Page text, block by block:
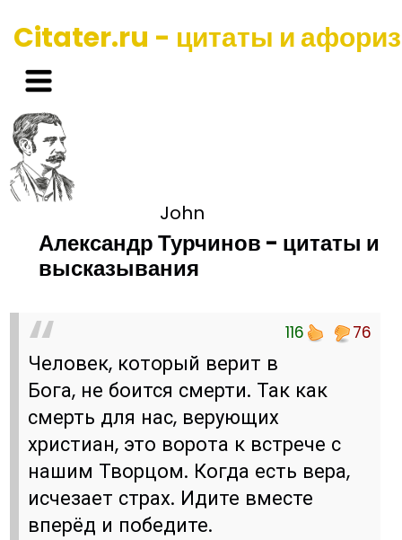
Citater.ru - цитаты и
John
Александр Турчинов - цитаты и
высказывания
116 76
Человек, который верит в
Бога, не боится смерти. Так как
смерть для нас, верующих
христиан, это ворота к встрече с
нашим Творцом. Когда есть вера,
исчезает страх. Идите вместе
вперёд и победите.